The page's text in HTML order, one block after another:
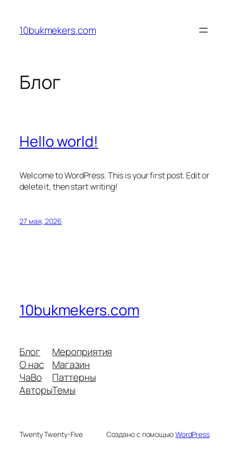
содержимому
10bukmekers.com
Блог
Hello world!
Welcome to WordPress. This is your first post. Edit or
delete it, then start writing!
27 мая, 2026
10bukmekers.com
Блог
О нас
ЧаВо
Авторы
Мероприятия
Магазин
Паттерны
Темы
Twenty Twenty-Five Создано с помощьюWordPress